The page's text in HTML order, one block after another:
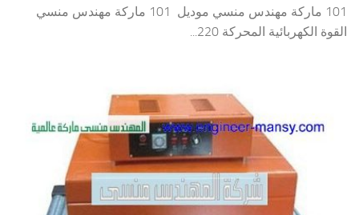
101 ماركة مهندس منسي موديل 101 ماركة مهندس منسي
القوة الكهربائية المحركة 220...